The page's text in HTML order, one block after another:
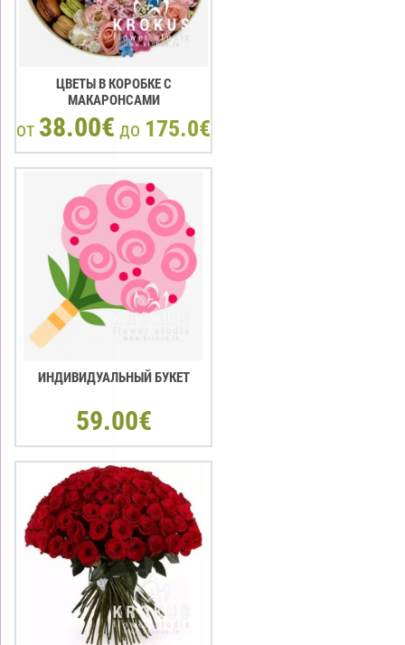
ЦВЕТЫ В КОРОБКЕ С
МАКАРOНCАМИ
от 38.00€ до 175.0€
ИНДИВИДУАЛЬНЫЙ БУКЕТ
59.00€